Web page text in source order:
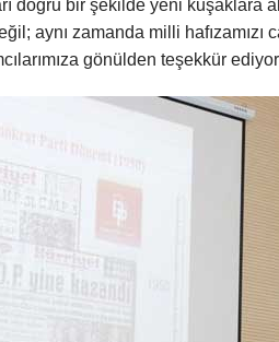
doğru bir şekilde yeni kuşaklara
aynı zamanda milli hafızamızı
gönülden teşekkür